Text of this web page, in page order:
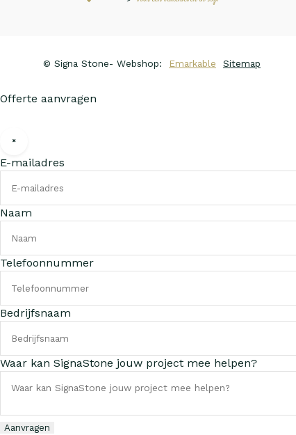
© Signa Stone- Webshop: Emarkable Sitemap
Offerte aanvragen
E-mailadres
Naam
Telefoonnummer
Bedrijfsnaam
Waar kan SignaStone jouw project mee helpen?
Aanvragen